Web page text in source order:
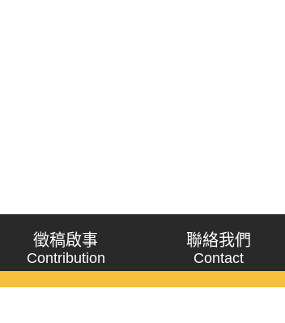
徵稿啟事
Contribution
聯絡我們
Contact